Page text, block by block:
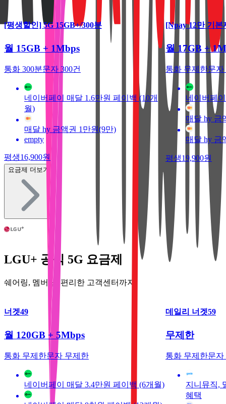
[평생할인] 5G 15GB+/300분
월 15GB + 1Mbps
통화 300분문자 300건
네이버페이 매달 1.6만원 페이백 (10개
월)
매달 hy 금액권 1만원(9만)
empty
평생16,900원
[Npay 12만 기
월 17GB +
통화 무제한문자
네이버페
매달 hy 금
매달 hy 금
평생19,900원
요금제 더보기
LGU+ 공식 5G 요금제
쉐어링, 멤버십, 편리한 고객센터까지!
너겟49
월 120GB + 5Mbps
통화 무제한문자 무제한
네이버페이 매달 3.4만원 페이백 (6개월)
데일리 너겟59
무제한
통화 무제한문자
지니뮤직,
혜택